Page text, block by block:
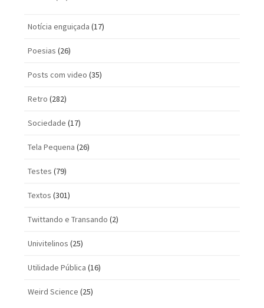
Notícia enguiçada (17)
Poesias (26)
Posts com vi­deo (35)
Retro (282)
Sociedade (17)
Tela Pequena (26)
Testes (79)
Textos (301)
Twittando e Transando (2)
Univitelinos (25)
Utilidade Pública (16)
Weird Science (25)